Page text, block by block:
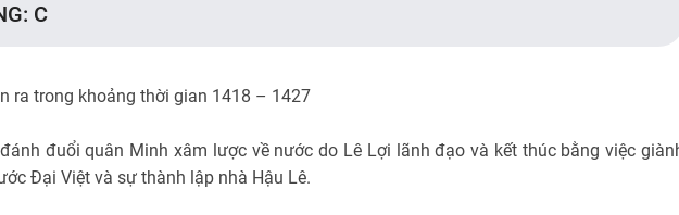
C
ra trong khoảng thời gian 1418 – 1427
đuổi quân Minh xâm lược về nước do Lê Lợi lãnh đạo và kết thúc bằng việc
Đại Việt và sự thành lập nhà Hậu Lê.